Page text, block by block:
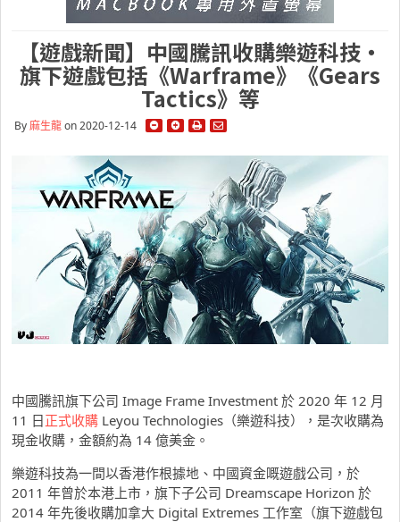
【遊戲新聞】中國騰訊收購樂遊科技・
旗下遊戲包括《Warframe》《Gears
Tactics》等
By麻生龍on 2020-12-14
中國騰訊旗下公司 Image Frame Investment 於 2020 年 12 月
11 日正式收購 Leyou Technologies（樂遊科技），是次收購為
現金收購，金額約為 14 億美金。
樂遊科技為一間以香港作根據地、中國資金嘅遊戲公司，於
2011 年曾於本港上市，旗下子公司 Dreamscape Horizo​​n 於
2014 年先後收購加拿大 Digital Extremes 工作室（旗下遊戲包